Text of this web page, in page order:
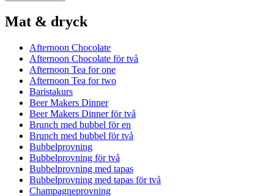
Mat & dryck
Afternoon Chocolate
Afternoon Chocolate för två
Afternoon Tea for one
Afternoon Tea for two
Baristakurs
Beer Makers Dinner
Beer Makers Dinner för två
Brunch med bubbel för en
Brunch med bubbel för två
Bubbelprovning
Bubbelprovning för två
Bubbelprovning med tapas
Bubbelprovning med tapas för två
Champagneprovning